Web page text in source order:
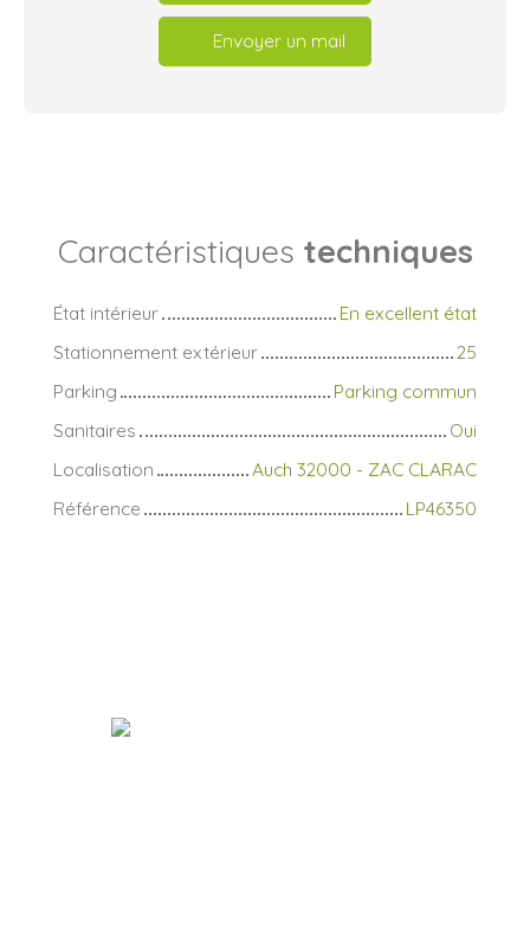
Envoyer un mail
Caractéristiques techniques
État intérieur
En excellent état
Stationnement extérieur
25
Parking
Parking commun
Sanitaires
Oui
Localisation
Auch 32000 - ZAC CLARAC
Référence
LP46350